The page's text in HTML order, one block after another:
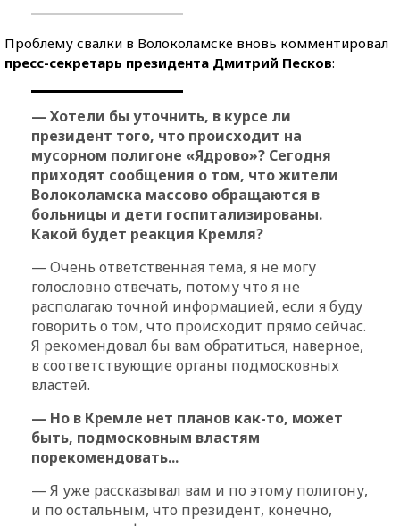
Проблему свалки в Волоколамске вновь комментировал
пресс-секретарь президента Дмитрий Песков:
— Хотели бы уточнить, в курсе ли
президент того, что происходит на
мусорном полигоне «Ядрово»? Сегодня
приходят сообщения о том, что жители
Волоколамска массово обращаются в
больницы и дети госпитализированы.
Какой будет реакция Кремля?
— Очень ответственная тема, я не могу
голословно отвечать, потому что я не
располагаю точной информацией, если я буду
говорить о том, что происходит прямо сейчас.
Я рекомендовал бы вам обратиться, наверное,
в соответствующие органы подмосковных
властей.
— Но в Кремле нет планов как-то, может
быть, подмосковным властям
порекомендовать...
— Я уже рассказывал вам и по этому полигону,
и по остальным, что президент, конечно,